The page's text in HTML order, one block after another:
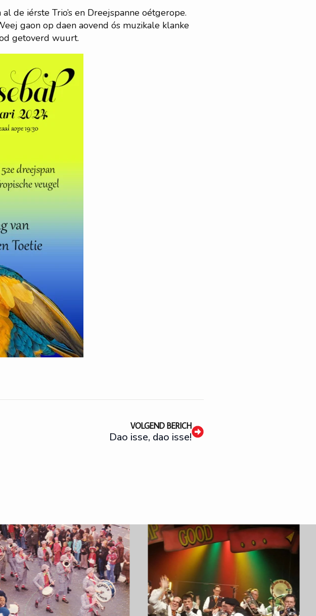
de iérste Trio’s en Dreejspanne oétgerope.
gaon op daen aovend ós muzikale klanke
getoverd wuurt.
VOLGEND BERICH
Dao isse, dao isse!